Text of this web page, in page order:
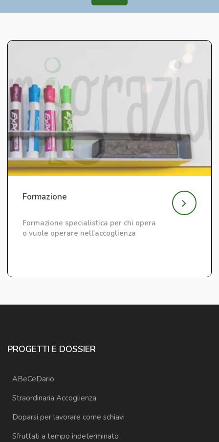
Formazione
Formazione specialistica per chi opera
o vuole operare nell'accoglienza
PROGETTI E DOSSIER
ABeCeDario
Straordinaria Accoglienza
Doparsi per lavorare come schiavi
Sfruttati a tempo indeterminato